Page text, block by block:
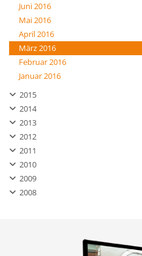
Juni 2016
Mai 2016
April 2016
März 2016
Februar 2016
Januar 2016
2015
2014
2013
2012
2011
2010
2009
2008